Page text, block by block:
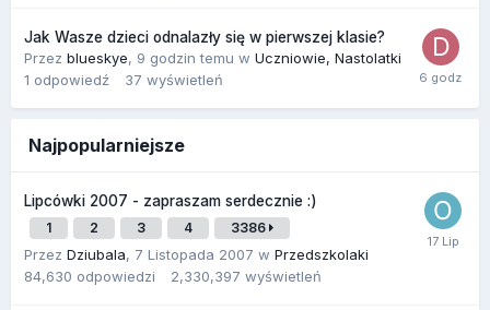
Jak Wasze dzieci odnalazły się w pierwszej klasie?
Przez blueskye, 9 godzin temu w Uczniowie, Nastolatki
1 odpowiedź 37 wyświetleń
Najpopularniejsze
Lipcówki 2007 - zapraszam serdecznie :)
1 2 3 4 3386
Przez Dziubala, 7 Listopada 2007 w Przedszkolaki
84,630 odpowiedzi 2,330,397 wyświetleń